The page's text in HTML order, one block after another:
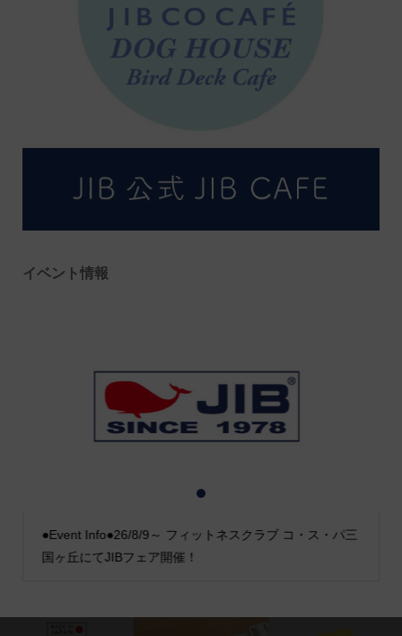
イベント情報
●Event Info●26/8/9～ フィットネスクラブ コ・ス・パ三
国ヶ丘にてJIBフェア開催！
2